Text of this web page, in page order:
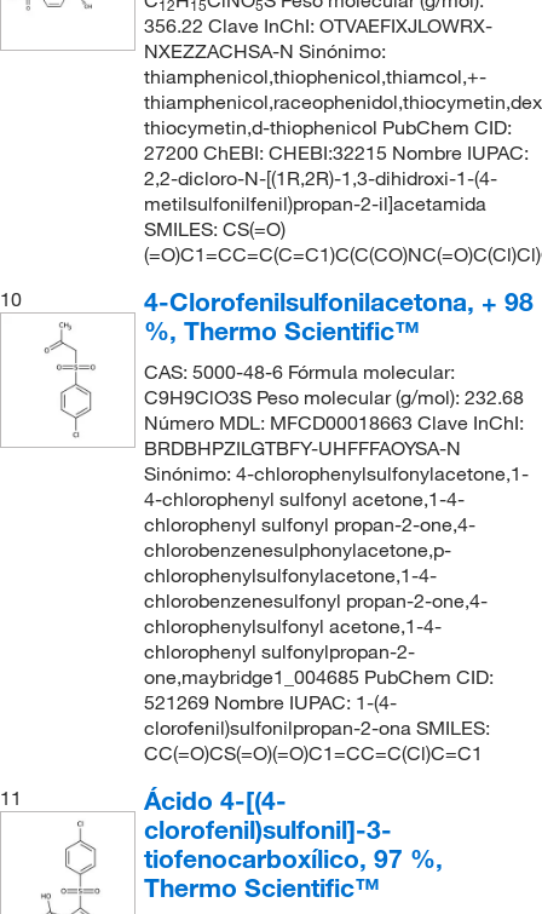
12 15 5
356.22 Clave InChI: OTVAEFIXJLOWRX-
NXEZZACHSA-N Sinónimo:
thiamphenicol,thiophenicol,thiamcol,+-
thiocymetin,d-thiophenicol PubChem CID:
27200 ChEBI: CHEBI:32215 Nombre IUPAC:
2,2-dicloro-N-[(1R,2R)-1,3-dihidroxi-1-(4-
metilsulfonilfenil)propan-2-il]acetamida
SMILES: CS(=O)
10
4-Clorofenilsulfonilacetona, + 98
%, Thermo Scientific™
CAS: 5000-48-6 Fórmula molecular:
C9H9ClO3S Peso molecular (g/mol): 232.68
Número MDL: MFCD00018663 Clave InChI:
BRDBHPZILGTBFY-UHFFFAOYSA-N
Sinónimo: 4-chlorophenylsulfonylacetone,1-
4-chlorophenyl sulfonyl acetone,1-4-
chlorophenyl sulfonyl propan-2-one,4-
chlorobenzenesulphonylacetone,p-
chlorophenylsulfonylacetone,1-4-
chlorobenzenesulfonyl propan-2-one,4-
chlorophenylsulfonyl acetone,1-4-
chlorophenyl sulfonylpropan-2-
one,maybridge1_004685 PubChem CID:
521269 Nombre IUPAC: 1-(4-
clorofenil)sulfonilpropan-2-ona SMILES:
CC(=O)CS(=O)(=O)C1=CC=C(Cl)C=C1
11
Ácido 4-[(4-
clorofenil)sulfonil]-3-
tiofenocarboxílico, 97 %,
Thermo Scientific™